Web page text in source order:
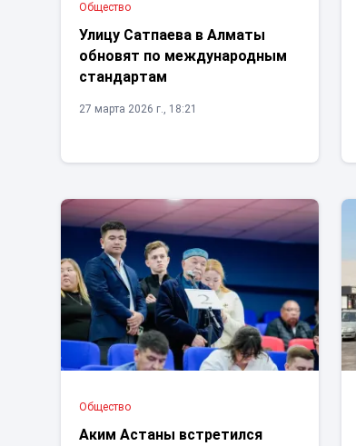
Общество
Улицу Сатпаева в Алматы
обновят по международным
стандартам
27 марта 2026 г., 18:21
Общество
Аким Астаны встретился